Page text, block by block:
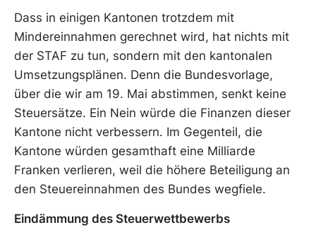
Dass in einigen Kantonen trotzdem mit
Mindereinnahmen gerechnet wird, hat nichts mit
der STAF zu tun, sondern mit den kantonalen
Umsetzungsplänen. Denn die Bundesvorlage,
über die wir am 19. Mai abstimmen, senkt keine
Steuersätze. Ein Nein würde die Finanzen dieser
Kantone nicht verbessern. Im Gegenteil, die
Kantone würden gesamthaft eine Milliarde
Franken verlieren, weil die höhere Beteiligung an
den Steuereinnahmen des Bundes wegfiele.
Eindämmung des Steuerwettbewerbs